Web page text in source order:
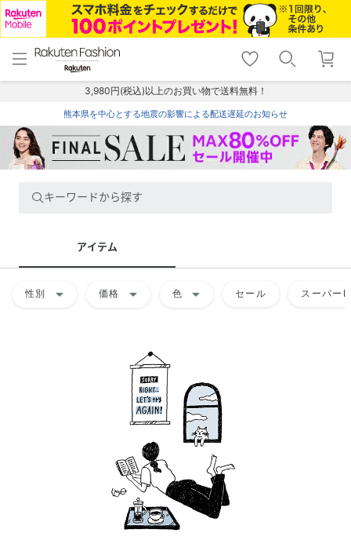
menu home
トップ
shopping_cart lock_outline
ログイン
3,980円(税込)以上のお買い物で送料無料！
熊本県を中心とする地震の影響による配送遅延のお知らせ
キーワードから探す
アイテム
性別 arrow_drop_down 価格 arrow_drop_down 色 arrow_drop_down セール スーパー